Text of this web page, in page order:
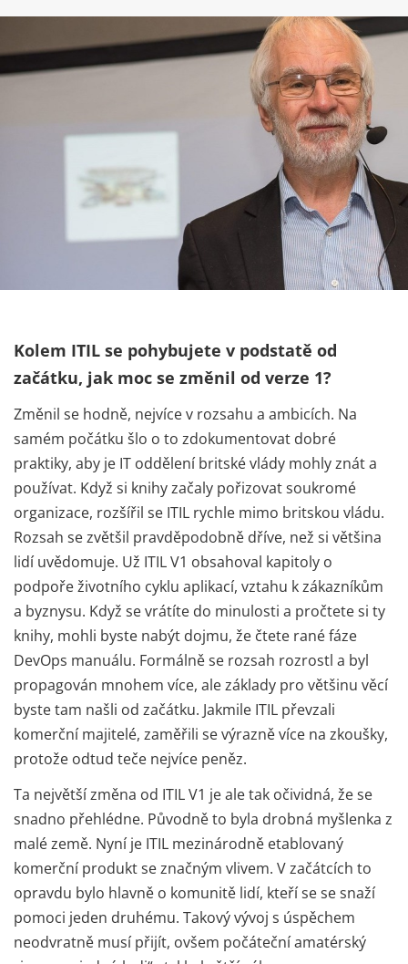
Kolem ITIL se pohybujete v podstatě od
začátku, jak moc se změnil od verze 1?
Změnil se hodně, nejvíce v rozsahu a ambicích. Na
samém počátku šlo o to zdokumentovat dobré
praktiky, aby je IT oddělení britské vlády mohly znát a
používat. Když si knihy začaly pořizovat soukromé
organizace, rozšířil se ITIL rychle mimo britskou vládu.
Rozsah se zvětšil pravděpodobně dříve, než si většina
lidí uvědomuje. Už ITIL V1 obsahoval kapitoly o
podpoře životního cyklu aplikací, vztahu k zákazníkům
a byznysu. Když se vrátíte do minulosti a pročtete si ty
knihy, mohli byste nabýt dojmu, že čtete rané fáze
DevOps manuálu. Formálně se rozsah rozrostl a byl
propagován mnohem více, ale základy pro většinu věcí
byste tam našli od začátku. Jakmile ITIL převzali
komerční majitelé, zaměřili se výrazně více na zkoušky,
protože odtud teče nejvíce peněz.
Ta největší změna od ITIL V1 je ale tak očividná, že se
snadno přehlédne. Původně to byla drobná myšlenka z
malé země. Nyní je ITIL mezinárodně etablovaný
komerční produkt se značným vlivem. V začátcích to
opravdu bylo hlavně o komunitě lidí, kteří se se snaží
pomoci jeden druhému. Takový vývoj s úspěchem
neodvratně musí přijít, ovšem počáteční amatérský